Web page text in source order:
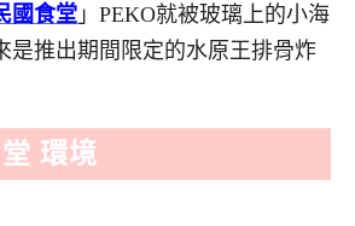
國食堂 」PEKO就被玻璃上的小海
是推出期間限定的水原王排骨炸
環境